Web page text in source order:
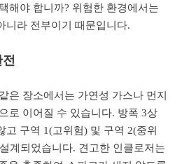
해야 합니까? 위험한 환경에서는
니라 전부이기 때문입니다.
은 장소에서는 가연성 가스나 먼지
로 이어질 수 있습니다. 방폭 3상
고 구역 1(고위험) 및 구역 2(중위
계되었습니다. 견고한 인클로저는